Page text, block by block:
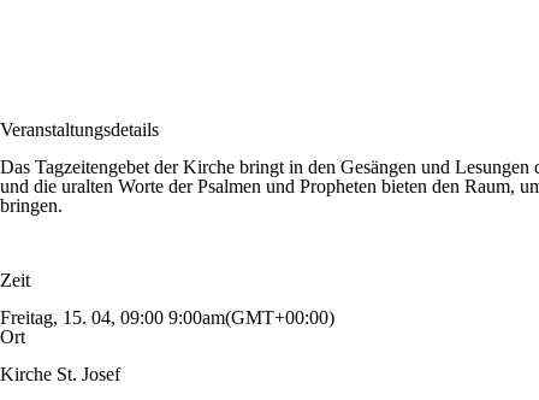
Veranstaltungsdetails
Das Tagzeitengebet der Kirche bringt in den Gesängen und
und die uralten Worte der Psalmen und Propheten bieten den Raum,
bringen.
Zeit
Freitag, 15. 04, 09:00 9:00am(GMT+00:00)
Ort
Kirche St. Josef